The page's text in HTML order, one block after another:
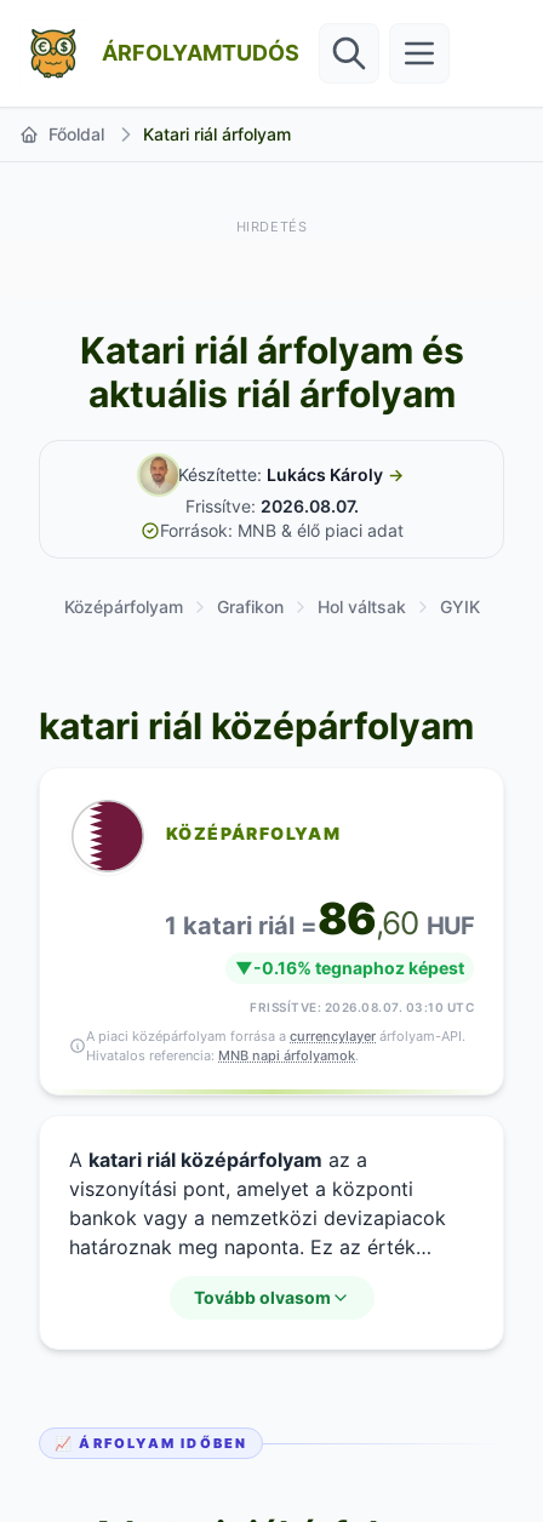
ÁRFOLYAMTUDÓS
Főoldal Katari riál árfolyam
HIRDETÉS
Katari riál árfolyam és
aktuális riál árfolyam
Készítette: Lukács Károly →
Frissítve: 2026.08.07.
Források: MNB & élő piaci adat
Középárfolyam Grafikon Hol váltsak GYIK
katari riál középárfolyam
KÖZÉPÁRFOLYAM
1 katari riál =86,60 HUF
▼-0.16% tegnaphoz képest
FRISSÍTVE: 2026.08.07. 03:10 UTC
A piaci középárfolyam forrása a currencylayer árfolyam-API.
Hivatalos referencia: MNB napi árfolyamok.
A katari riál középárfolyam az a
viszonyítási pont, amelyet a központi
bankok vagy a nemzetközi devizapiacok
határoznak meg naponta. Ez az érték
eladási árfolyam között helyezkedik el,
kereslet és kínálat függvényében, így a
napon belüli ingadozások természetesek.
Tovább olvasom
📈 ÁRFOLYAM IDŐBEN